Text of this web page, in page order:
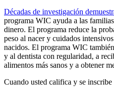
Décadas de investigación
programa WIC ayuda a las
dinero. El programa reduce la
peso al nacer y cuidados
nacidos. El programa WIC
y al dentista con regularidad, a
alimentos más sanos y a obtener
Cuando usted califica y se